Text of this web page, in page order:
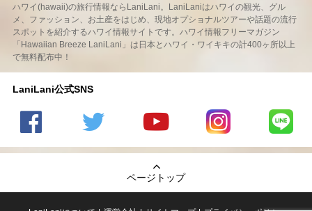
ハワイ(hawaii)の旅行情報ならLaniLani。LaniLaniはハワイの観光、グル
メ、ファッション、お土産をはじめ、現地オプショナルツアーや話題の流行
スポットを紹介するハワイ情報サイトです。ハワイ情報フリーマガジン
「Hawaiian Breeze LaniLani」は日本とハワイ・ワイキキの計400ヶ所以上
で無料配布中！
LaniLani公式SNS
の
のtwitter
の
Youtube
チャンネ
LaniLani
LaniLani
ページトップ